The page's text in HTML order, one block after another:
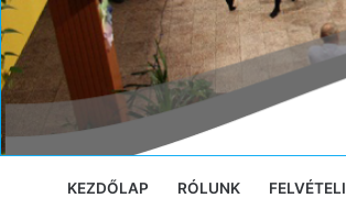
KEZDŐLAP RÓLUNK FELVÉTELI